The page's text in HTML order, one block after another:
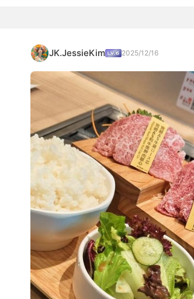
JK.JessieKim 2025/12/16